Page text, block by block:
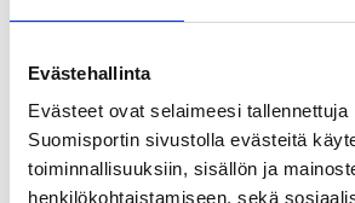
Evästehallinta
Evästeet ovat selaimeesi tallennettuja
Suomisportin sivustolla evästeitä
toiminnallisuuksiin, sisällön ja
henkilökohtaistamiseen, sekä
Kanoottimelonta
REGISTRATION PERIOD
Mo 26.2.2024 at 18:00 - Su 21.7.2024 at